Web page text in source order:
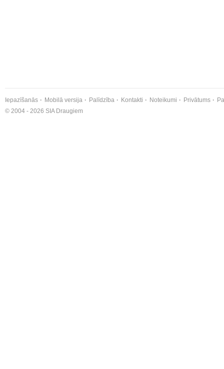
Iepazīšanās Mobilā versija Palīdzība Kontakti Noteikumi Privātums
© 2004 - 2026 SIA Draugiem